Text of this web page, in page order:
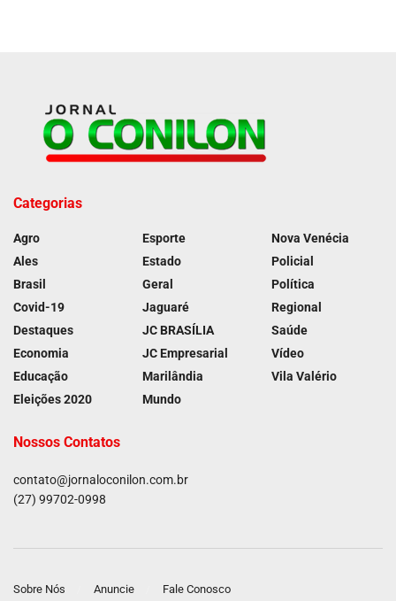
Categorias
Agro
Ales
Brasil
Covid-19
Destaques
Economia
Educação
Eleições 2020
Esporte
Estado
Geral
Jaguaré
JC BRASÍLIA
JC Empresarial
Marilândia
Mundo
Nova Venécia
Policial
Política
Regional
Saúde
Vídeo
Vila Valério
Nossos Contatos
contato@jornaloconilon.com.br
(27) 99702-0998
Sobre Nós Anuncie Fale Conosco